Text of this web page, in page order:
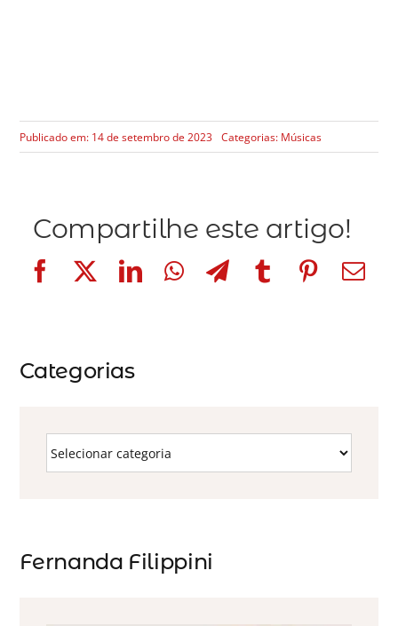
Publicado em: 14 de setembro de 2023 Categorias: Músicas
Compartilhe este artigo!
Categorias
Fernanda Filippini